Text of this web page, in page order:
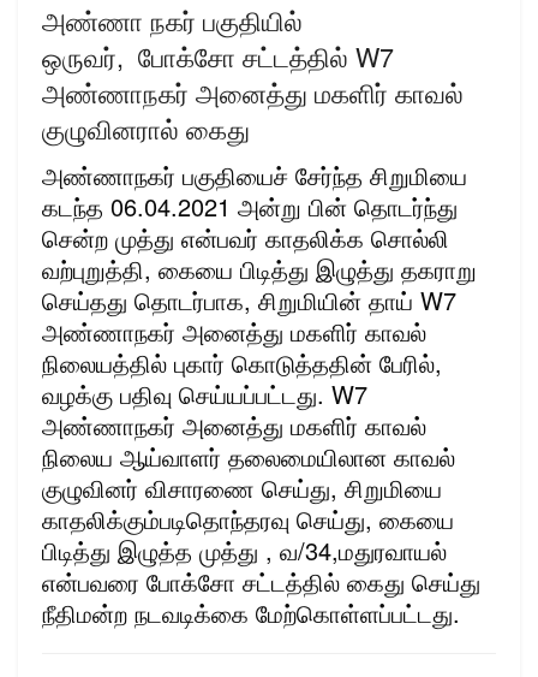
அண்ணா நகர் பகுதியில்
ஒருவர், போக்சோ சட்டத்தில் W7
அண்ணாநகர் அனைத்து மகளிர் காவல்
குழுவினரால் கைது
அண்ணாநகர் பகுதியைச் சேர்ந்த சிறுமியை
கடந்த 06.04.2021 அன்று பின் தொடர்ந்து
சென்ற முத்து என்பவர் காதலிக்க சொல்லி
வற்புறுத்தி, கையை பிடித்து இழுத்து தகராறு
செய்தது தொடர்பாக, சிறுமியின் தாய் W7
அண்ணாநகர் அனைத்து மகளிர் காவல்
நிலையத்தில் புகார் கொடுத்ததின் பேரில்,
வழக்கு பதிவு செய்யப்பட்டது. W7
அண்ணாநகர் அனைத்து மகளிர் காவல்
நிலைய ஆய்வாளர் தலைமையிலான காவல்
குழுவினர் விசாரணை செய்து, சிறுமியை
காதலிக்கும்படிதொந்தரவு செய்து, கையை
பிடித்து இழுத்த முத்து , வ/34,மதுரவாயல்
என்பவரை போக்சோ சட்டத்தில் கைது செய்து
நீதிமன்ற நடவடிக்கை மேற்கொள்ளப்பட்டது.